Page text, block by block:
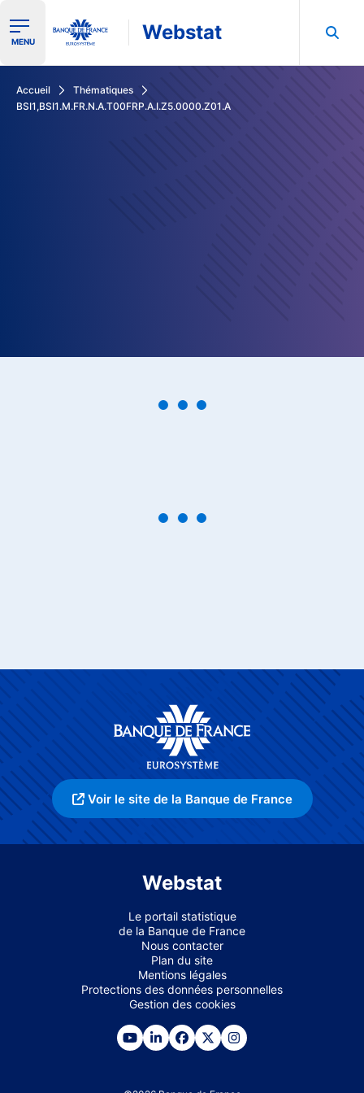
Ouvrir le menu de navigation
MENU Webstat
Accueil
Thématiques
BSI1,BSI1.M.FR.N.A.T00FRP.A.I.Z5.0000.Z01.A
Voir le site de la Banque de France
Webstat
Le portail statistique
de la Banque de France
Nous contacter
Plan du site
Mentions légales
Protections des données personnelles
Gestion des cookies